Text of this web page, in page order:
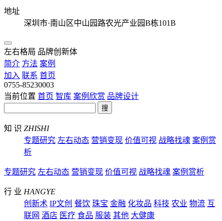
地址
深圳市·南山区中山园路农光产业园B栋101B
左右格局 品牌创新体
简介 方法 案例
加入 联系 首页
0755-85230003
当前位置 首页 智库 案例欣赏 品牌设计
搜
知 识 ZHISHI
专题研究 左右动态 营销变现 价值可视 战略找魂 案例赏
析
专题研究 左右动态 营销变现 价值可视 战略找魂 案例赏析
行 业 HANGYE
创新术 IP文创 餐饮 珠宝 金融 化妆品 科技 农业 物流 互
联网 酒店 医疗 食品 服装 其他 大健康